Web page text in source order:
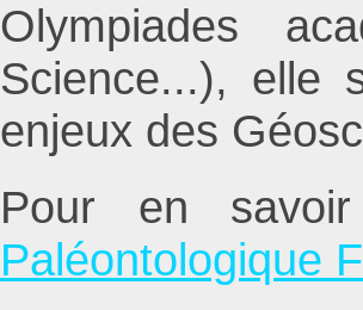
Olympiades
Science...), elle
enjeux des
Pour en
Paléontologique